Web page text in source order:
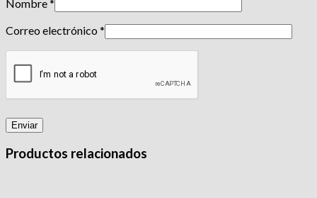
Nombre*
Correo electrónico *
Productos relacionados